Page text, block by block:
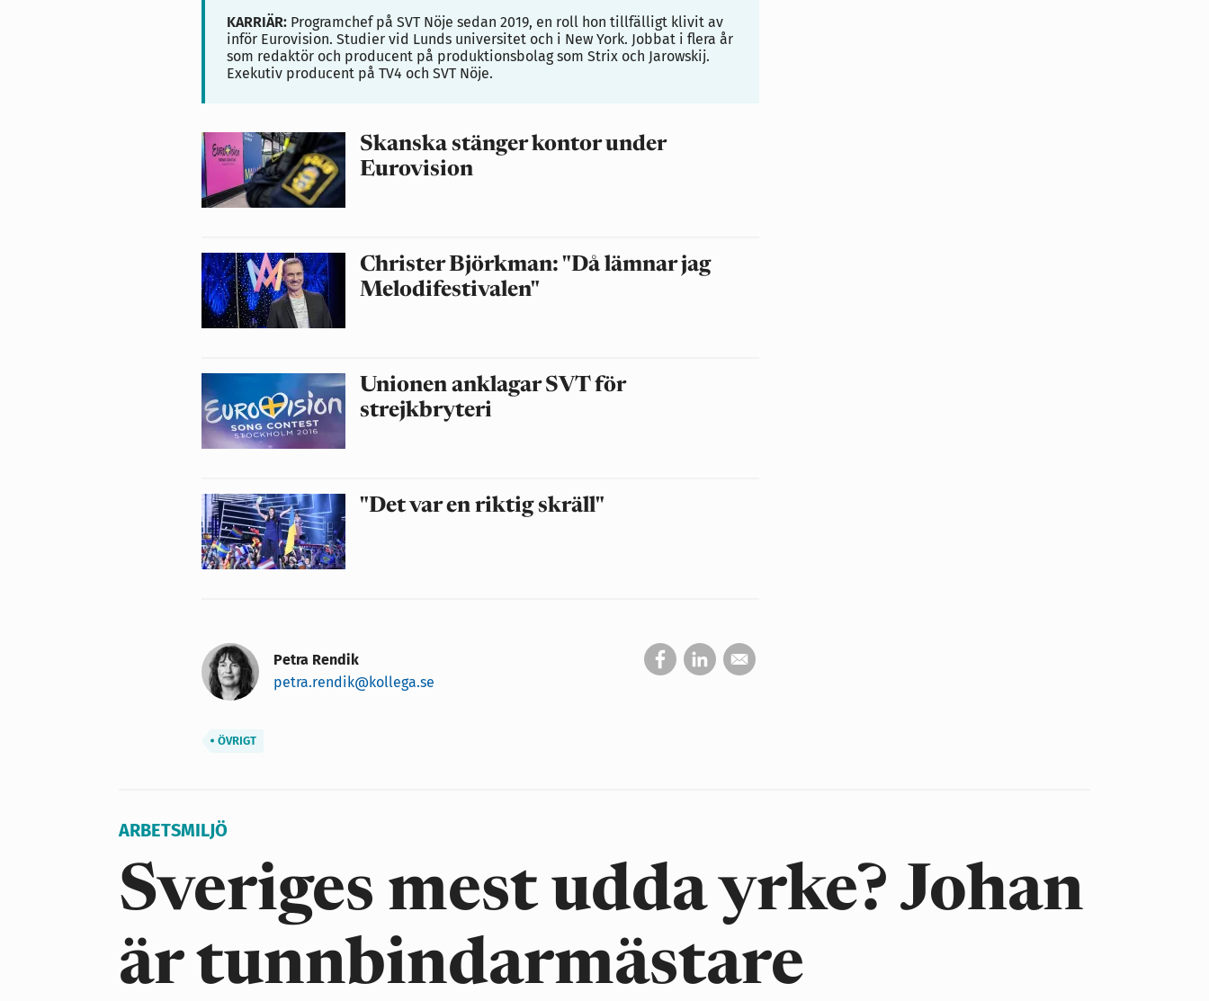
KARRIÄR: Programchef på SVT Nöje sedan 2019, en roll hon tillfälligt klivit av
inför Eurovision. Studier vid Lunds universitet och i New York. Jobbat i flera år
som redaktör och producent på produktionsbolag som Strix och Jarowskij.
Exekutiv producent på TV4 och SVT Nöje.
Skanska stänger kontor under
Eurovision
Christer Björkman: "Då lämnar jag
Melodifestivalen"
Unionen anklagar SVT för
strejkbryteri
"Det var en riktig skräll"
Petra Rendik
petra.rendik@kollega.se
ÖVRIGT
ARBETSMILJÖ
Sveriges mest udda yrke? Johan
är tunnbindarmästare